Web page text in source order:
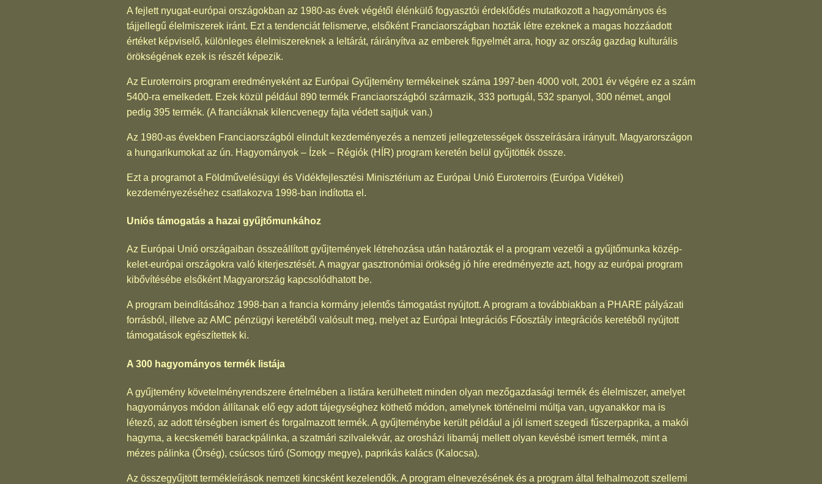
A fejlett nyugat-európai országokban az 1980-as évek végétől élénkülő fogyasztói érdeklődés mutatkozott a hagyományos és
tájjellegű élelmiszerek iránt. Ezt a tendenciát felismerve, elsőként Franciaországban hozták létre ezeknek a magas hozzáadott
értéket képviselő, különleges élelmiszereknek a leltárát, ráirányítva az emberek figyelmét arra, hogy az ország gazdag kulturális
örökségének ezek is részét képezik.
Az Euroterroirs program eredményeként az Európai Gyűjtemény termékeinek száma 1997-ben 4000 volt, 2001 év végére ez a szám
5400-ra emelkedett. Ezek közül például 890 termék Franciaországból származik, 333 portugál, 532 spanyol, 300 német, angol
pedig 395 termék. (A franciáknak kilencvenegy fajta védett sajtjuk van.)
Az 1980-as években Franciaországból elindult kezdeményezés a nemzeti jellegzetességek összeírására irányult. Magyarországon
a hungarikumokat az ún. Hagyományok – Ízek – Régiók (HÍR) program keretén belül gyűjtötték össze.
Ezt a programot a Földművelésügyi és Vidékfejlesztési Minisztérium az Európai Unió Euroterroirs (Európa Vidékei)
kezdeményezéséhez csatlakozva 1998-ban indította el.
Uniós támogatás a hazai gyűjtőmunkához
Az Európai Unió országaiban összeállított gyűjtemények létrehozása után határozták el a program vezetői a gyűjtőmunka közép-
kelet-európai országokra való kiterjesztését. A magyar gasztronómiai örökség jó híre eredményezte azt, hogy az európai program
kibővítésébe elsőként Magyarország kapcsolódhatott be.
A program beindításához 1998-ban a francia kormány jelentős támogatást nyújtott. A program a továbbiakban a PHARE pályázati
forrásból, illetve az AMC pénzügyi keretéből valósult meg, melyet az Európai Integrációs Főosztály integrációs keretéből nyújtott
támogatások egészítettek ki.
A 300 hagyományos termék listája
A gyűjtemény követelményrendszere értelmében a listára kerülhetett minden olyan mezőgazdasági termék és élelmiszer, amelyet
hagyományos módon állítanak elő egy adott tájegységhez köthető módon, amelynek történelmi múltja van, ugyanakkor ma is
létező, az adott térségben ismert és forgalmazott termék. A gyűjteménybe került például a jól ismert szegedi fűszerpaprika, a makói
hagyma, a kecskeméti barackpálinka, a szatmári szilvalekvár, az orosházi libamáj mellett olyan kevésbé ismert termék, mint a
mézes pálinka (Őrség), csúcsos túró (Somogy megye), paprikás kalács (Kalocsa).
Az összegyűjtött termékleírások nemzeti kincsként kezelendők. A program elnevezésének és a program által felhalmozott szellemi